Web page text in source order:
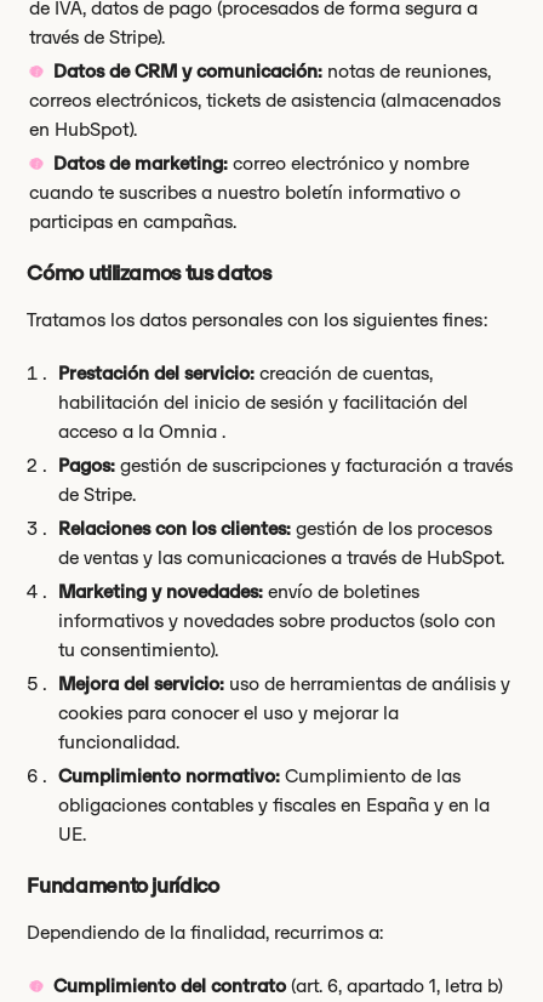
de IVA, datos de pago (procesados de forma segura a
través de Stripe).
Datos de CRM y comunicación: notas de reuniones,
correos electrónicos, tickets de asistencia (almacenados
en HubSpot).
Datos de marketing: correo electrónico y nombre
cuando te suscribes a nuestro boletín informativo o
participas en campañas.
Cómo utilizamos tus datos
Tratamos los datos personales con los siguientes fines:
Prestación del servicio: creación de cuentas,
habilitación del inicio de sesión y facilitación del
acceso a la Omnia .
Pagos: gestión de suscripciones y facturación a través
de Stripe.
Relaciones con los clientes: gestión de los procesos
de ventas y las comunicaciones a través de HubSpot.
Marketing y novedades: envío de boletines
informativos y novedades sobre productos (solo con
tu consentimiento).
Mejora del servicio: uso de herramientas de análisis y
cookies para conocer el uso y mejorar la
funcionalidad.
Cumplimiento normativo: Cumplimiento de las
obligaciones contables y fiscales en España y en la
UE.
Fundamento jurídico
Dependiendo de la finalidad, recurrimos a:
Cumplimiento del contrato(art. 6, apartado 1, letra b)